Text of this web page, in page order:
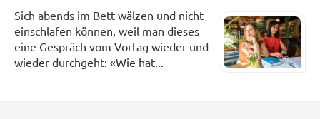
Sich abends im Bett wälzen und nicht
einschlafen können, weil man dieses
eine Gespräch vom Vortag wieder und
wieder durchgeht: «Wie hat...